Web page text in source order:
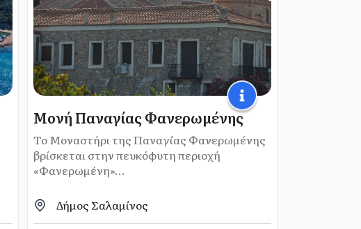
Μονή Παναγίας Φανερωμένης
Το Μοναστήρι της Παναγίας Φανερωμένης
βρίσκεται στην πευκόφυτη περιοχή
«Φανερωμένη»...
Δήμος Σαλαμίνος